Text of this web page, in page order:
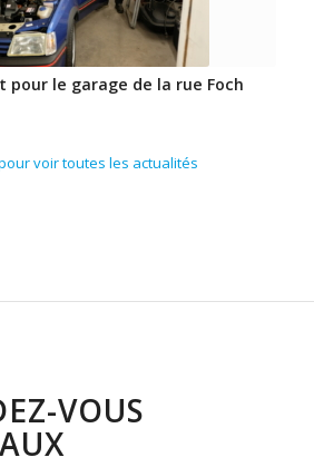
pour le garage de la rue Foch
voir toutes les actualités
VOUS